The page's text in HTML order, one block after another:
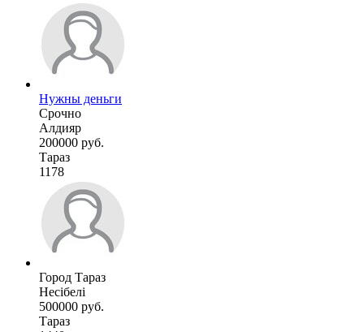
Нужны деньги
Срочно
Алдияр
200000 руб.
Тараз
1178
Город Тараз
Несібелі
500000 руб.
Тараз